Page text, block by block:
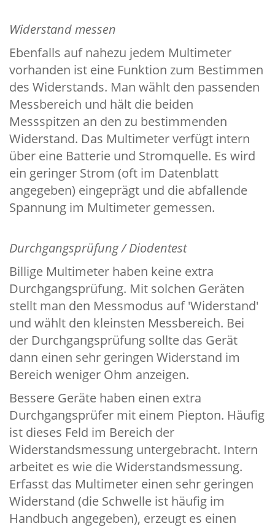
Widerstand messen
Ebenfalls auf nahezu jedem Multimeter
vorhanden ist eine Funktion zum Bestimmen
des Widerstands. Man wählt den passenden
Messbereich und hält die beiden
Messspitzen an den zu bestimmenden
Widerstand. Das Multimeter verfügt intern
über eine Batterie und Stromquelle. Es wird
ein geringer Strom (oft im Datenblatt
angegeben) eingeprägt und die abfallende
Spannung im Multimeter gemessen.
Durchgangsprüfung / Diodentest
Billige Multimeter haben keine extra
Durchgangsprüfung. Mit solchen Geräten
stellt man den Messmodus auf 'Widerstand'
und wählt den kleinsten Messbereich. Bei
der Durchgangsprüfung sollte das Gerät
dann einen sehr geringen Widerstand im
Bereich weniger Ohm anzeigen.
Bessere Geräte haben einen extra
Durchgangsprüfer mit einem Piepton. Häufig
ist dieses Feld im Bereich der
Widerstandsmessung untergebracht. Intern
arbeitet es wie die Widerstandsmessung.
Erfasst das Multimeter einen sehr geringen
Widerstand (die Schwelle ist häufig im
Handbuch angegeben), erzeugt es einen